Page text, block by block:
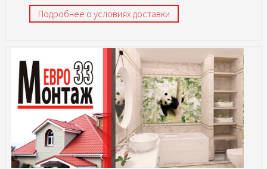
Подробнее о условиях доставки